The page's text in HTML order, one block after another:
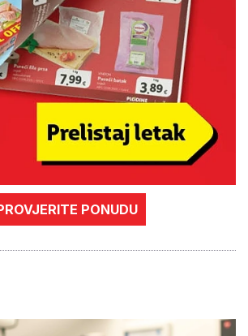
PROVJERITE PONUDU